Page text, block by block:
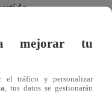
no lo realiza
y grandes
Alicorp, Primax,
mejorar tu
el tráfico y personalizar
, tus datos se gestionarán